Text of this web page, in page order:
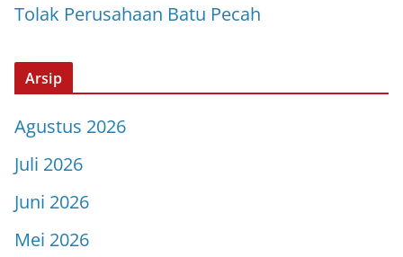
Tolak Perusahaan Batu Pecah
Arsip
Agustus 2026
Juli 2026
Juni 2026
Mei 2026